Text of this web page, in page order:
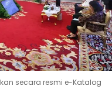
secara resmi e-Katalog